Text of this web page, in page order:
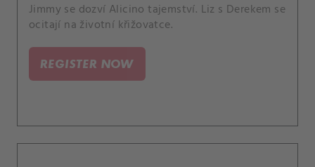
Jimmy se dozví Alicino tajemství. Liz s Derekem se
ocitají na životní křižovatce.
REGISTER NOW